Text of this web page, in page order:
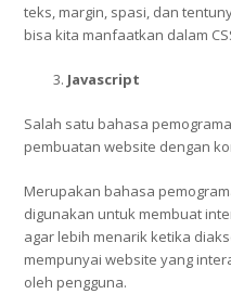
teks, margin, spasi, dan
bisa kita manfaatkan dalam
Javascript
Salah satu bahasa
pembuatan website dengan
Merupakan bahasa
digunakan untuk membuat
agar lebih menarik ketika
mempunyai website yang
oleh pengguna.